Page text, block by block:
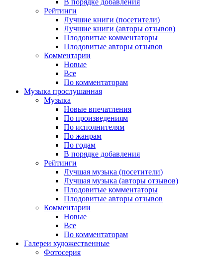
Рейтинги
Лучшие книги (посетители)
Лучшие книги (авторы отзывов)
Плодовитые комментаторы
Плодовитые авторы отзывов
Комментарии
Новые
Все
По комментаторам
Музыка прослушанная
Музыка
Новые впечатления
По произведениям
По исполнителям
По жанрам
По годам
В порядке добавления
Рейтинги
Лучшая музыка (посетители)
Лучшая музыка (авторы отзывов)
Плодовитые комментаторы
Плодовитые авторы отзывов
Комментарии
Новые
Все
По комментаторам
Галереи художественные
Фотосерия